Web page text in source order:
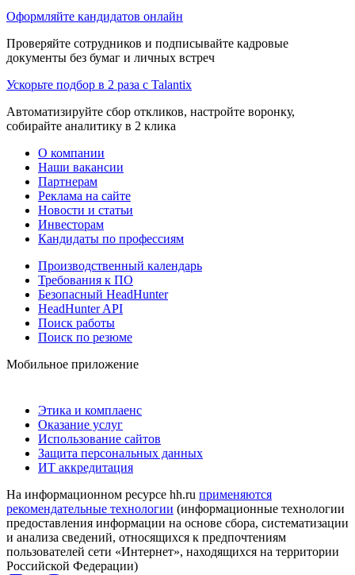
Оформляйте кандидатов онлайн
Проверяйте сотрудников и подписывайте кадровые
документы без бумаг и личных встреч
Ускорьте подбор в 2 раза с Talantix
Автоматизируйте сбор откликов, настройте воронку,
собирайте аналитику в 2 клика
О компании
Наши вакансии
Партнерам
Реклама на сайте
Новости и статьи
Инвесторам
Кандидаты по профессиям
Производственный календарь
Требования к ПО
Безопасный HeadHunter
HeadHunter API
Поиск работы
Поиск по резюме
Мобильное приложение
Этика и комплаенс
Оказание услуг
Использование сайтов
Защита персональных данных
ИТ аккредитация
На информационном ресурсе hh.ru применяются
рекомендательные технологии (информационные технологии
предоставления информации на основе сбора, систематизации
и анализа сведений, относящихся к предпочтениям
пользователей сети «Интернет», находящихся на территории
Российской Федерации)